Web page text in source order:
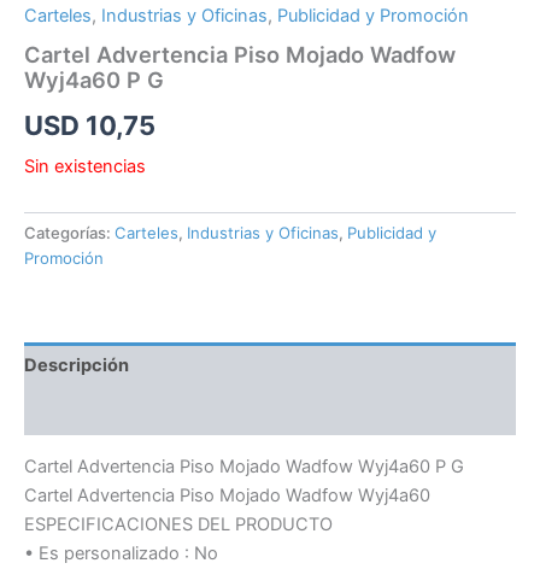
Carteles, Industrias y Oficinas, Publicidad y Promoción
Cartel Advertencia Piso Mojado Wadfow
Wyj4a60 P G
USD 10,75
Sin existencias
Categorías: Carteles, Industrias y Oficinas, Publicidad y
Promoción
Descripción
Cartel Advertencia Piso Mojado Wadfow Wyj4a60 P G
Cartel Advertencia Piso Mojado Wadfow Wyj4a60
ESPECIFICACIONES DEL PRODUCTO
• Es personalizado : No